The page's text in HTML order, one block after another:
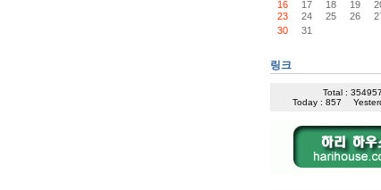
16
17 18 19
23
24 25 26
30
31
링크
Total :
Today : 857